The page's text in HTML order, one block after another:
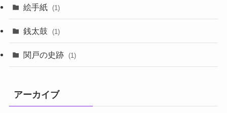
絵手紙 (1)
銭太鼓 (1)
関戸の史跡 (1)
アーカイブ